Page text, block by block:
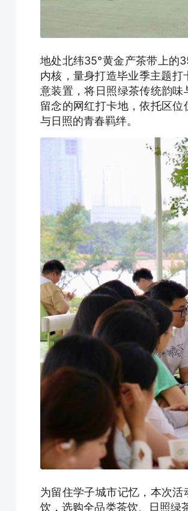
地处北纬35°黄金产茶带上的
内核，量身打造毕业季主题打
意装置，将日照绿茶传统韵
留念的网红打卡地，依托区
与日照的青春羁绊。
为留住学子城市记忆，本次
饮，选购全品类茶饮、日照绿